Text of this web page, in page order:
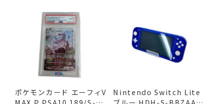
ポケモンカード エーフィV
Nintendo Switch Lite